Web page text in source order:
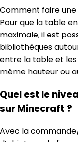
Comment faire
Pour que la table
maximale, il est
bibliothèques
entre la table et
même hauteur ou
Quel est le
sur Minecraft ?
Avec la